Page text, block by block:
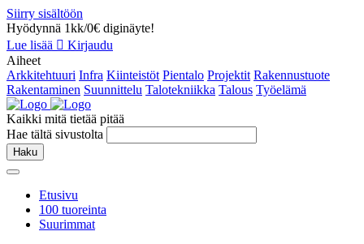
Siirry sisältöön
Hyödynnä 1kk/0€ diginäyte!
Lue lisää
Kirjaudu
Aiheet
Arkkitehtuuri Infra Kiinteistöt Pientalo Projektit Rakennustuote
Rakentaminen Suunnittelu Talotekniikka Talous Työelämä
Kaikki mitä tietää pitää
Hae tältä sivustolta
Haku
Etusivu
100 tuoreinta
Suurimmat